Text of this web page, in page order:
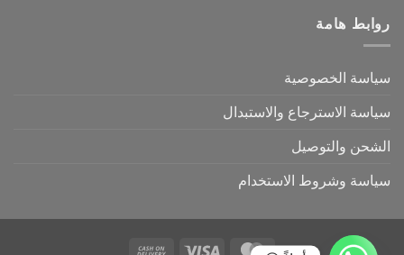
المنتج
روابط هامة
سياسة الخصوصية
سياسة الاسترجاع والاستبدال
الشحن والتوصيل
سياسة وشروط الاستخدام
MasterCard
Visa